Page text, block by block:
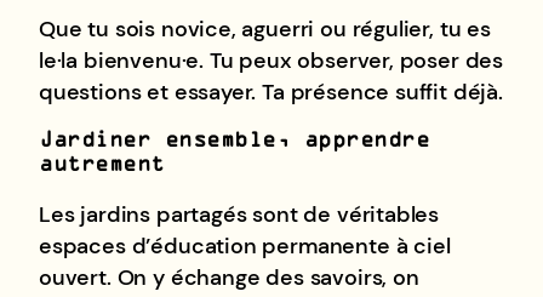
Que tu sois novice, aguerri ou régulier, tu es
le·la bienvenu·e. Tu peux observer, poser des
questions et essayer. Ta présence suffit déjà.
Jardiner ensemble, apprendre
autrement
Les jardins partagés sont de véritables
espaces d’éducation permanente à ciel
ouvert. On y échange des savoirs, on